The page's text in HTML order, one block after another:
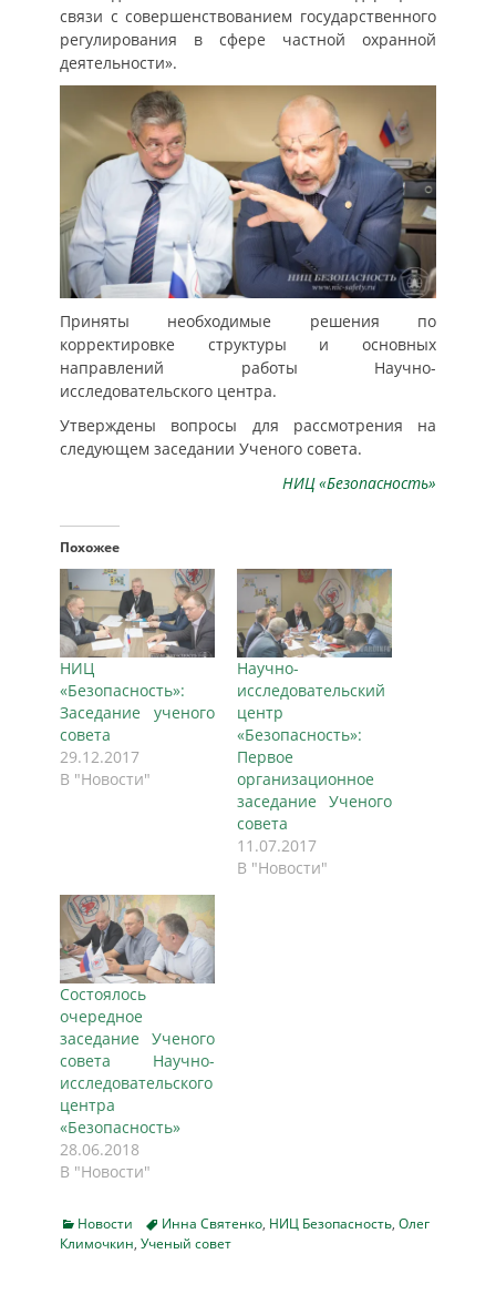
связи с совершенствованием государственного
регулирования в сфере частной охранной
деятельности».
Приняты необходимые решения по
корректировке структуры и основных
направлений работы Научно-
исследовательского центра.
Утверждены вопросы для рассмотрения на
следующем заседании Ученого совета.
НИЦ «Безопасность»
Похожее
НИЦ
«Безопасность»:
Заседание ученого
совета
29.12.2017
В "Новости"
Научно-
исследовательский
центр
«Безопасность»:
Первое
организационное
заседание Ученого
совета
11.07.2017
В "Новости"
Состоялось
очередное
заседание Ученого
совета Научно-
исследовательского
центра
«Безопасность»
28.06.2018
В "Новости"
Categories
Новости TagsИнна Святенко, НИЦ Безопасность, Олег
Климочкин, Ученый совет